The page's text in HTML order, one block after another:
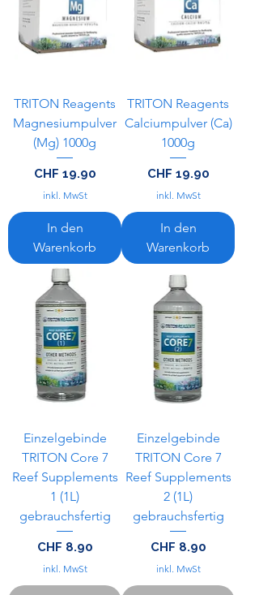
TRITON Reagents
Magnesiumpulver
(Mg) 1000g
Preis
CHF 19.90
inkl. MwSt
In den
Warenkorb
TRITON Reagents
Calciumpulver (Ca)
1000g
Preis
CHF 19.90
inkl. MwSt
In den
Warenkorb
Einzelgebinde
TRITON Core 7
Reef Supplements
1 (1L)
gebrauchsfertig
Preis
CHF 8.90
inkl. MwSt
Einzelgebinde
TRITON Core 7
Reef Supplements
2 (1L)
gebrauchsfertig
Preis
CHF 8.90
inkl. MwSt